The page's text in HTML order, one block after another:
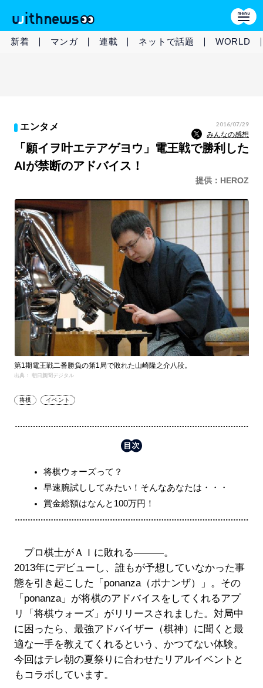
新着 マンガ 連載 ネットで話題 WORLD
エンタメ 2016/07/29
みんなの感想
「願イヲ叶エテアゲヨウ」電王戦で勝利した
AIが禁断のアドバイス！
提供：HEROZ
第1期電王戦二番勝負の第1局で敗れた山崎隆之介八段。
出典： 朝日新聞デジタル
将棋 イベント
将棋ウォーズって？
早速腕試ししてみたい！そんなあなたは・・・
賞金総額はなんと100万円！
プロ棋士がＡＩに敗れる—――。
2013年にデビューし、誰もが予想していなかった事
態を引き起こした「ponanza（ポナンザ）」。その
「ponanza」が将棋のアドバイスをしてくれるアプ
リ「将棋ウォーズ」がリリースされました。対局中
に困ったら、最強アドバイザー（棋神）に聞くと最
適な一手を教えてくれるという、かつてない体験。
今回はテレ朝の夏祭りに合わせたリアルイベントと
もコラボしています。